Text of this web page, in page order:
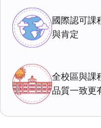
國際認可課
與肯定
全校區與課
品質一致更